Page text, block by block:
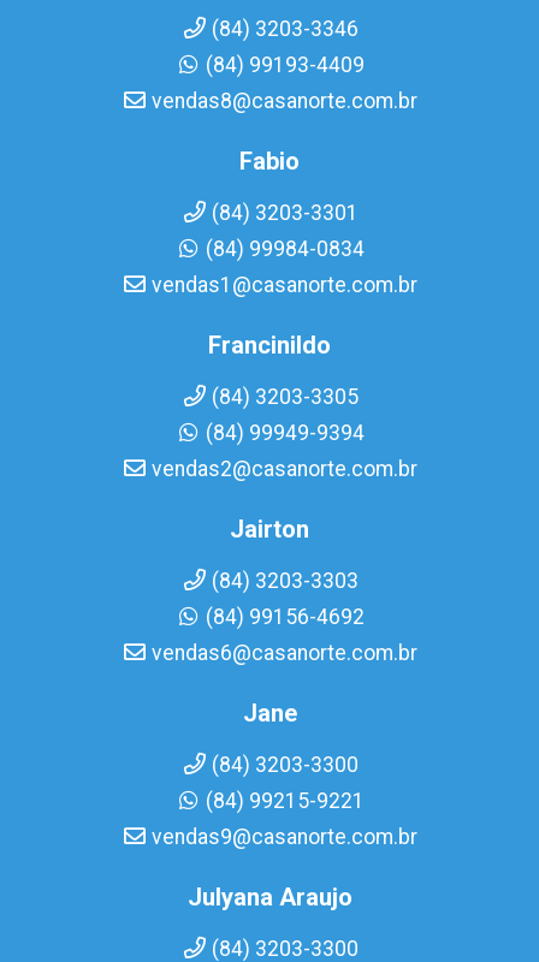
(84) 3203-3346
(84) 99193-4409
vendas8@casanorte.com.br
Fabio
(84) 3203-3301
(84) 99984-0834
vendas1@casanorte.com.br
Francinildo
(84) 3203-3305
(84) 99949-9394
vendas2@casanorte.com.br
Jairton
(84) 3203-3303
(84) 99156-4692
vendas6@casanorte.com.br
Jane
(84) 3203-3300
(84) 99215-9221
vendas9@casanorte.com.br
Julyana Araujo
(84) 3203-3300